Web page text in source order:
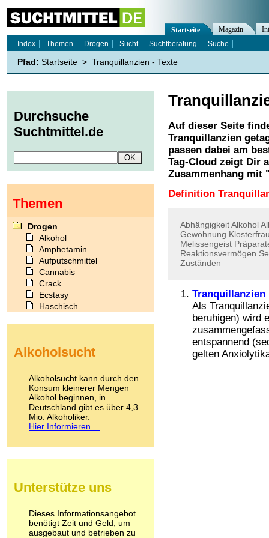
Auf dieser Seite
Tranquillanzien
passen dabei am
Tag-Cloud zeigt Dir
Zusammenhang mit
Definition
AbhängigkeitAlkohol
Gewöhnung
Melissengeist
Reaktionsvermögen
Zuständen
Tranquillanzien
Als
beruhigen) wird
entspannend
gelten
Startseite Magazin
Index
Themen Drogen Sucht Suchtberatung Suche
Pfad: Startseite > Tranquillanzien - Texte
Durchsuche
Suchtmittel.de
Themen
Drogen
Alkohol
Amphetamin
Aufputschmittel
Cannabis
Crack
Ecstasy
Haschisch
Kokain
LSD
Marihuana
Medikamente
Meskalin
Metamphetamin
Methadon
Pilze
Psychopharmaka
Schlafmittel
Schmerzmittel
Alkoholsucht
Alkoholsucht kann durch den
Konsum kleinerer Mengen
Alkohol beginnen, in
Deutschland gibt es über 4,3
Mio. Alkoholiker.
Hier Informieren ...
Unterstütze uns
Dieses Informationsangebot
benötigt Zeit und Geld, um
ausgebaut und betrieben zu